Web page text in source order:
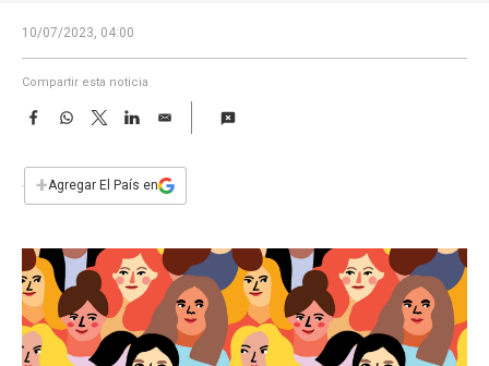
10/07/2023, 04:00
Compartir esta noticia
F
e
b
k
W
s
p
T
w
t
L
n
E
i
l
+Agregar El País en